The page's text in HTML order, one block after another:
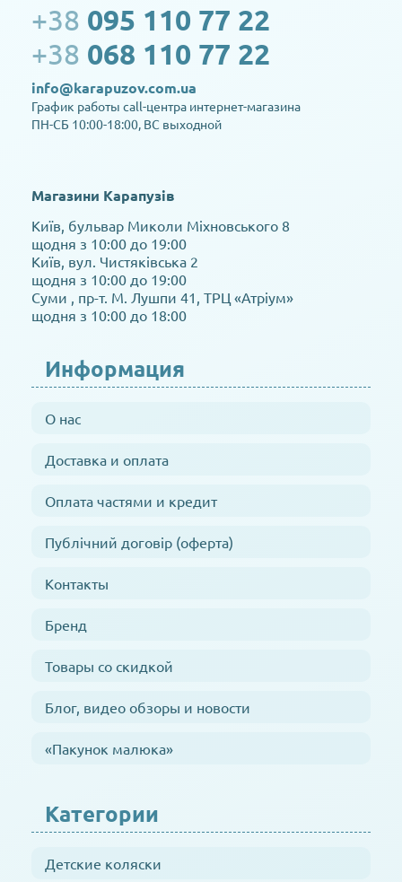
+38 095 110 77 22
+38 068 110 77 22
info@karapuzov.com.ua
График работы call-центра интернет-магазина
ПН-СБ 10:00-18:00, ВС выходной
Магазини Карапузів
Київ, бульвар Миколи Міхновського 8
щодня з 10:00 до 19:00
Київ, вул. Чистяківська 2
щодня з 10:00 до 19:00
Суми , пр-т. М. Лушпи 41, ТРЦ «Атріум»
щодня з 10:00 до 18:00
Информация
О нас
Доставка и оплата
Оплата частями и кредит
Публічний договір (оферта)
Контакты
Бренд
Товары со скидкой
Блог, видео обзоры и новости
«Пакунок малюка»
Категории
Детские коляски